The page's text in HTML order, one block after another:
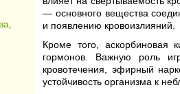
— основного вещества
и появлению кровоизлияний.
Кроме того, аскорбиновая
гормонов. Важную роль
кровотечения, эфирный
устойчивость организма к